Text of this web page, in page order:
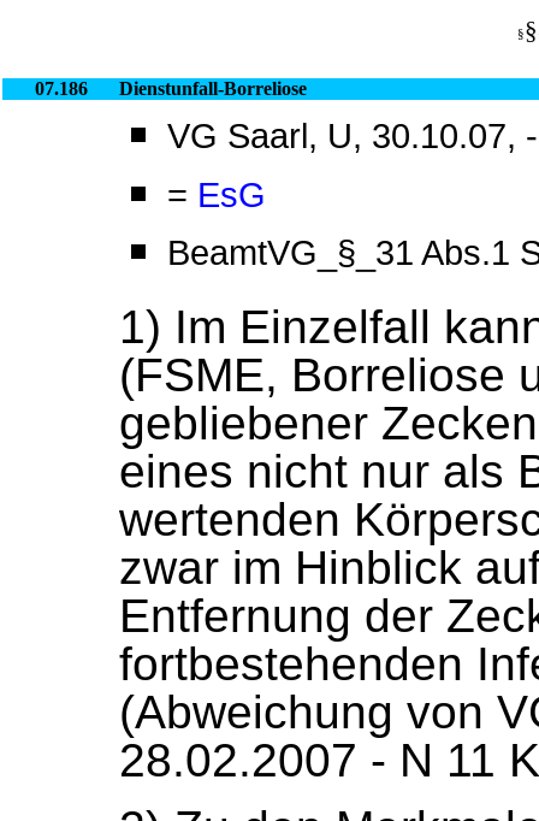
§§
07.186 Dienstunfall-Borreliose
VG Saarl, U, 30.10.07,
= EsG
BeamtVG_§_31 Abs.1
1) Im Einzelfall
(FSME, Borreliose
gebliebener
eines nicht nur als
wertenden
zwar im Hinblick
Entfernung der
fortbestehenden
(Abweichung von
28.02.2007 - N 11